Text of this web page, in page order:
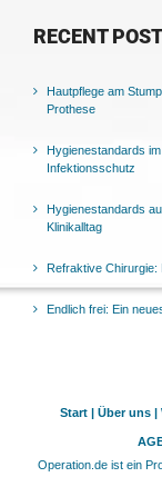
RECENT
Hautpflege am
Prothese
Hygienestandards
Infektionsschutz
Hygienestandards
Klinikalltag
Refraktive Chirurgie:
Endlich frei: Ein
Start | Über uns |
Operation.de ist ein